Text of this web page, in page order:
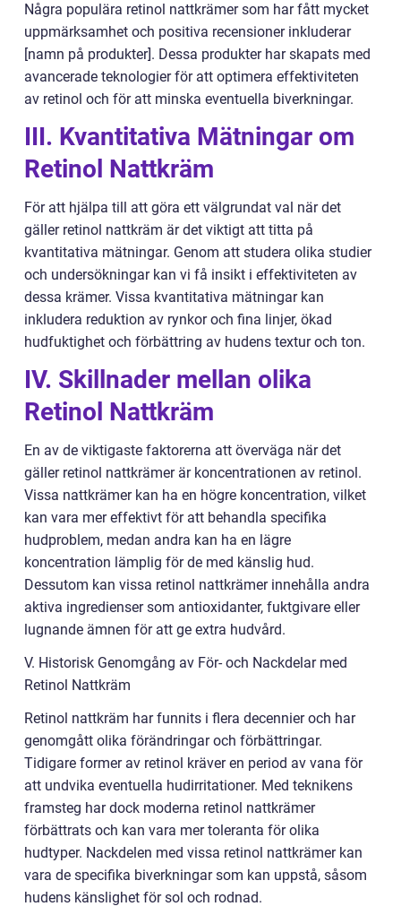
Några populära retinol nattkrämer som har fått mycket
uppmärksamhet och positiva recensioner inkluderar
[namn på produkter]. Dessa produkter har skapats med
avancerade teknologier för att optimera effektiviteten
av retinol och för att minska eventuella biverkningar.
III. Kvantitativa Mätningar om
Retinol Nattkräm
För att hjälpa till att göra ett välgrundat val när det
gäller retinol nattkräm är det viktigt att titta på
kvantitativa mätningar. Genom att studera olika studier
och undersökningar kan vi få insikt i effektiviteten av
dessa krämer. Vissa kvantitativa mätningar kan
inkludera reduktion av rynkor och fina linjer, ökad
hudfuktighet och förbättring av hudens textur och ton.
IV. Skillnader mellan olika
Retinol Nattkräm
En av de viktigaste faktorerna att överväga när det
gäller retinol nattkrämer är koncentrationen av retinol.
Vissa nattkrämer kan ha en högre koncentration, vilket
kan vara mer effektivt för att behandla specifika
hudproblem, medan andra kan ha en lägre
koncentration lämplig för de med känslig hud.
Dessutom kan vissa retinol nattkrämer innehålla andra
aktiva ingredienser som antioxidanter, fuktgivare eller
lugnande ämnen för att ge extra hudvård.
V. Historisk Genomgång av För- och Nackdelar med
Retinol Nattkräm
Retinol nattkräm har funnits i flera decennier och har
genomgått olika förändringar och förbättringar.
Tidigare former av retinol kräver en period av vana för
att undvika eventuella hudirritationer. Med teknikens
framsteg har dock moderna retinol nattkrämer
förbättrats och kan vara mer toleranta för olika
hudtyper. Nackdelen med vissa retinol nattkrämer kan
vara de specifika biverkningar som kan uppstå, såsom
hudens känslighet för sol och rodnad.